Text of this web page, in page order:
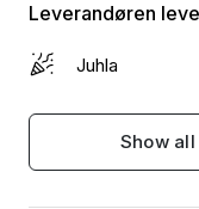
nedtagning.
Leverandøren
Juhla
Show